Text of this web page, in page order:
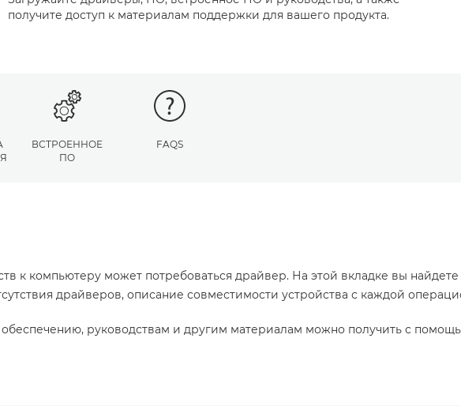
получите доступ к материалам поддержки для вашего продукта.
ВСТРОЕННОЕ
ПО
FAQS
к компьютеру может потребоваться драйвер. На этой вкладке вы
драйверов, описание совместимости устройства с каждой
руководствам и другим материалам можно получить с